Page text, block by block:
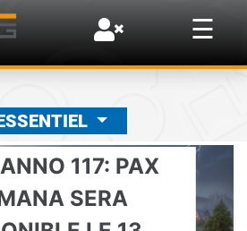
☰
×
ANNO 117: PAX
SERA